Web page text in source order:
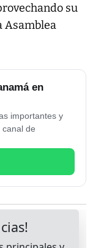
su
Asamblea
en
importantes y
de